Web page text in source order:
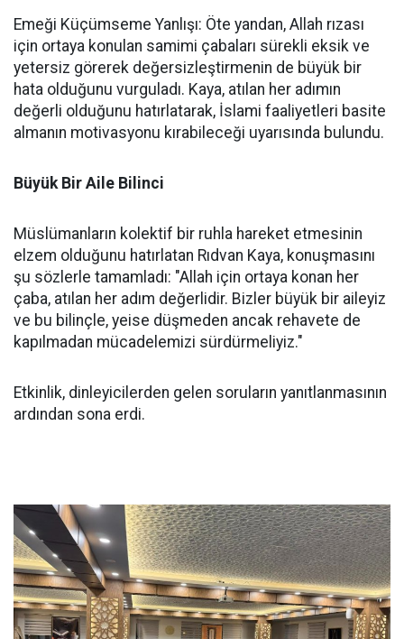
Emeği Küçümseme Yanlışı: Öte yandan, Allah rızası
için ortaya konulan samimi çabaları sürekli eksik ve
yetersiz görerek değersizleştirmenin de büyük bir
hata olduğunu vurguladı. Kaya, atılan her adımın
değerli olduğunu hatırlatarak, İslami faaliyetleri basite
almanın motivasyonu kırabileceği uyarısında bulundu.
Büyük Bir Aile Bilinci
Müslümanların kolektif bir ruhla hareket etmesinin
elzem olduğunu hatırlatan Rıdvan Kaya, konuşmasını
şu sözlerle tamamladı: "Allah için ortaya konan her
çaba, atılan her adım değerlidir. Bizler büyük bir aileyiz
ve bu bilinçle, yeise düşmeden ancak rehavete de
kapılmadan mücadelemizi sürdürmeliyiz."
Etkinlik, dinleyicilerden gelen soruların yanıtlanmasının
ardından sona erdi.